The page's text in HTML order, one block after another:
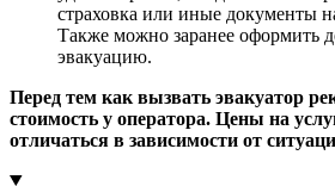
страховка или иные документы
Также можно заранее оформить
эвакуацию.
Перед тем как вызвать эвакуатор
стоимость у оператора. Цены на
отличаться в зависимости от